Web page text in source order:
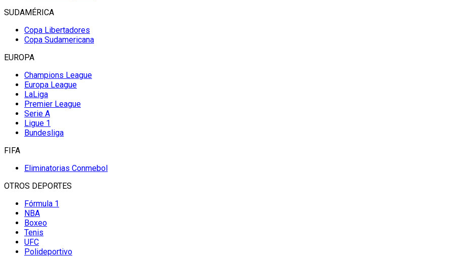
SUDAMÉRICA
Copa Libertadores
Copa Sudamericana
EUROPA
Champions League
Europa League
LaLiga
Premier League
Serie A
Ligue 1
Bundesliga
FIFA
Eliminatorias Conmebol
OTROS DEPORTES
Fórmula 1
NBA
Boxeo
Tenis
UFC
Polideportivo